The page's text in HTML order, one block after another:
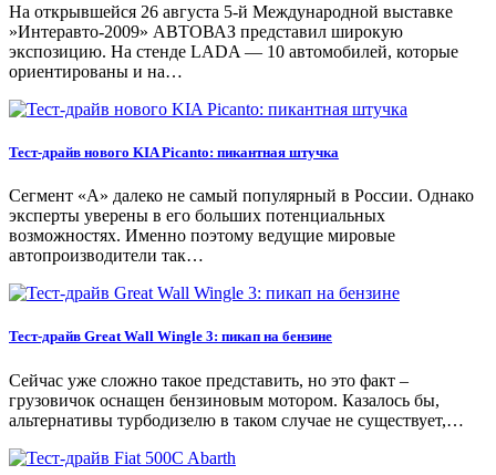
На открывшейся 26 августа 5-й Международной выставке
»Интеравто-2009» АВТОВАЗ представил широкую
экспозицию. На стенде LADA — 10 автомобилей, которые
ориентированы и на…
Тест-драйв нового KIA Picanto: пикантная штучка
Сегмент «А» далеко не самый популярный в России. Однако
эксперты уверены в его больших потенциальных
возможностях. Именно поэтому ведущие мировые
автопроизводители так…
Тест-драйв Great Wall Wingle 3: пикап на бензине
Сейчас уже сложно такое представить, но это факт –
грузовичок оснащен бензиновым мотором. Казалось бы,
альтернативы турбодизелю в таком случае не существует,…